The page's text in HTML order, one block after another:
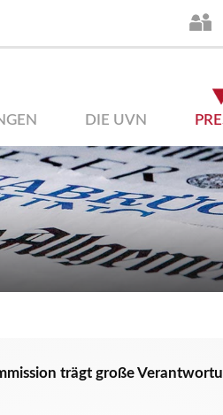
DIE UVN
trägt große